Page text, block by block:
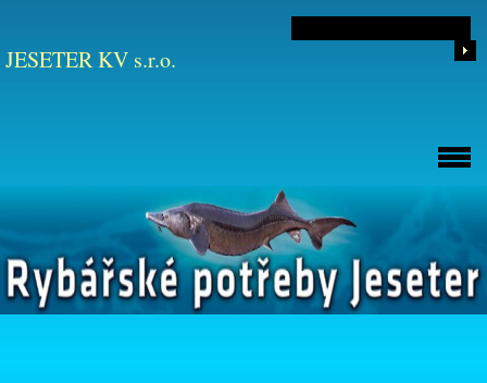
JESETER KV s.r.o.